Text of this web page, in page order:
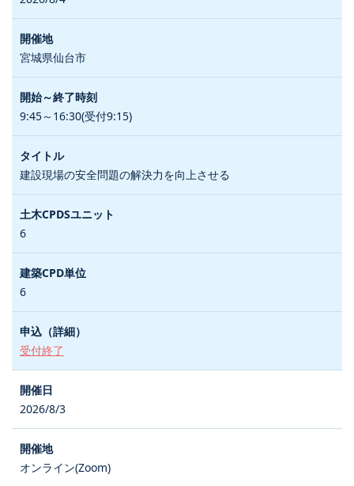
宮城県仙台市
9:45～16:30(受付9:15)
建設現場の安全問題の解決力を向上させる
6
6
受付終了
2026/8/3
オンライン(Zoom)